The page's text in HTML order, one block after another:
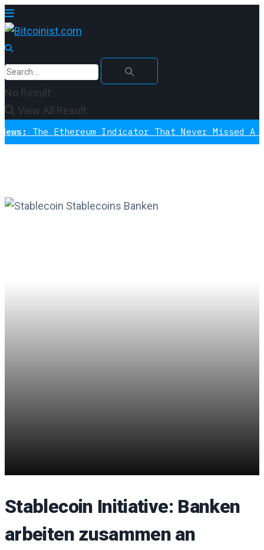
No Result
View All Result
Ethereum Indicator That Never Missed A
Stablecoin Initiative: Banken
arbeiten zusammen an